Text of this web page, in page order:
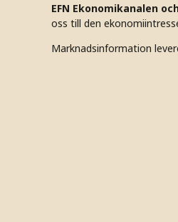
EFN Ekonomikanalen
oss till den
Marknadsinformation